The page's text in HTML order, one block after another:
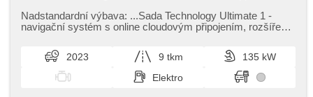
Vorderscheiben, El. Seitenscheiben, El. Spiegel, El.
Klappspiegel, beheizte Spiegel, beheizte Frontscheibe,
plnohodnotné rezervní kolo, Umrichter 220V,
Klimaautomatik, LED denní svícení, beheizte Sitze,
automatické přepínání dálkových světel, höheneinstellbare
Fahrersitz, Ausziehbare Kopflehnen, Lenkrad einstellbar,
Nadstandardní výbava: ...Sada Technology Ultimate 1 ​-
navigační systém s online cloudovým připojením,​ rozšířený
2023 9 tkm
135 kW
Elektro